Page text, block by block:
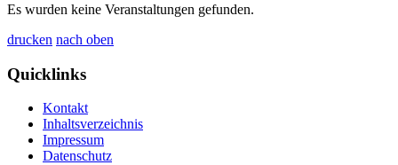
Es wurden keine Veranstaltungen gefunden.
drucken nach oben
Quicklinks
Kontakt
Inhaltsverzeichnis
Impressum
Datenschutz